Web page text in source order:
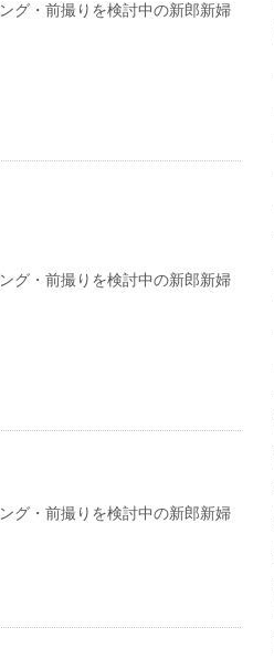
グ・前撮りを検討中の新郎新婦
グ・前撮りを検討中の新郎新婦
グ・前撮りを検討中の新郎新婦